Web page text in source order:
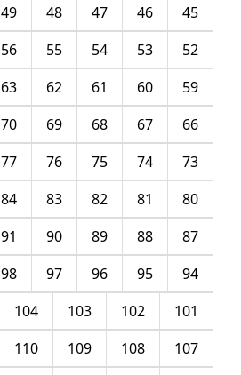
45
46
47
48
49
52
53
54
55
56
59
60
61
62
63
66
67
68
69
70
73
74
75
76
77
80
81
82
83
84
87
88
89
90
91
94
95
96
97
98
101
102
103
104
107
108
109
110